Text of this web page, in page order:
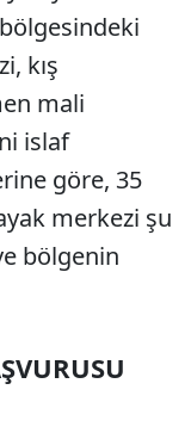
kış
mali
islaf
göre, 35
merkezi şu
bölgenin